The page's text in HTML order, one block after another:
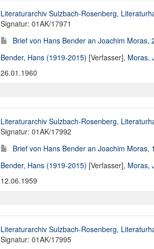
Literaturarchiv Sulzbach-Rosenberg,
Signatur: 01AK/17971
Brief von Hans Bender an Joachim Moras,
Bender, Hans (1919-2015) [Verfasser], Moras,
26.01.1960
Literaturarchiv Sulzbach-Rosenberg,
Signatur: 01AK/17992
Brief von Hans Bender an Joachim Moras,
Bender, Hans (1919-2015) [Verfasser], Moras,
12.06.1959
Literaturarchiv Sulzbach-Rosenberg,
Signatur: 01AK/17995